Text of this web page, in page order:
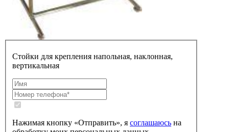
Стойки для крепления напольная, наклонная,
вертикальная
Нажимая кнопку «Отправить», я соглашаюсь на